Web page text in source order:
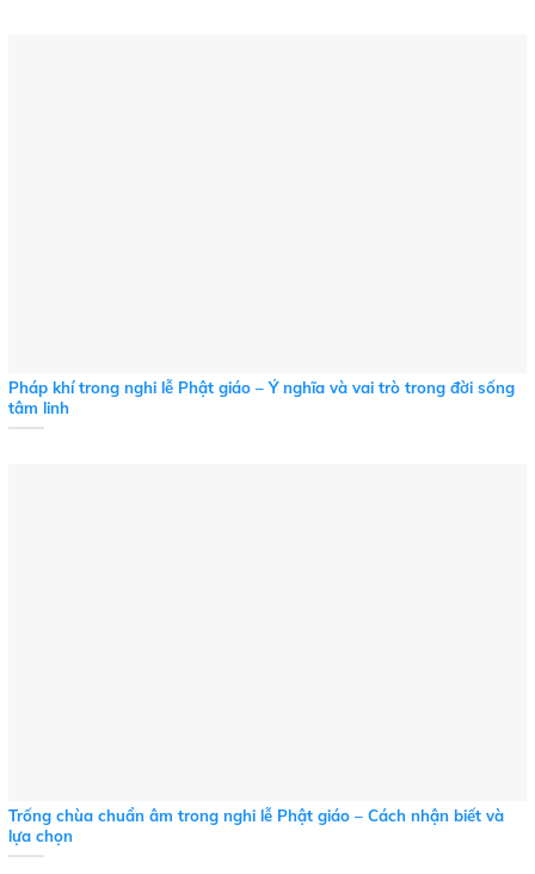
Pháp khí trong nghi lễ Phật giáo – Ý nghĩa và vai trò trong đời sống
tâm linh
Trống chùa chuẩn âm trong nghi lễ Phật giáo – Cách nhận biết và
lựa chọn